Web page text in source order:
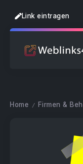
Link eintragen
Home / Firmen &